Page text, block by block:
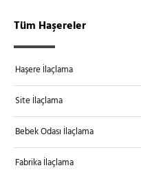
Tüm Haşereler
Haşere İlaçlama
Site İlaçlama
Bebek Odası İlaçlama
Fabrika İlaçlama